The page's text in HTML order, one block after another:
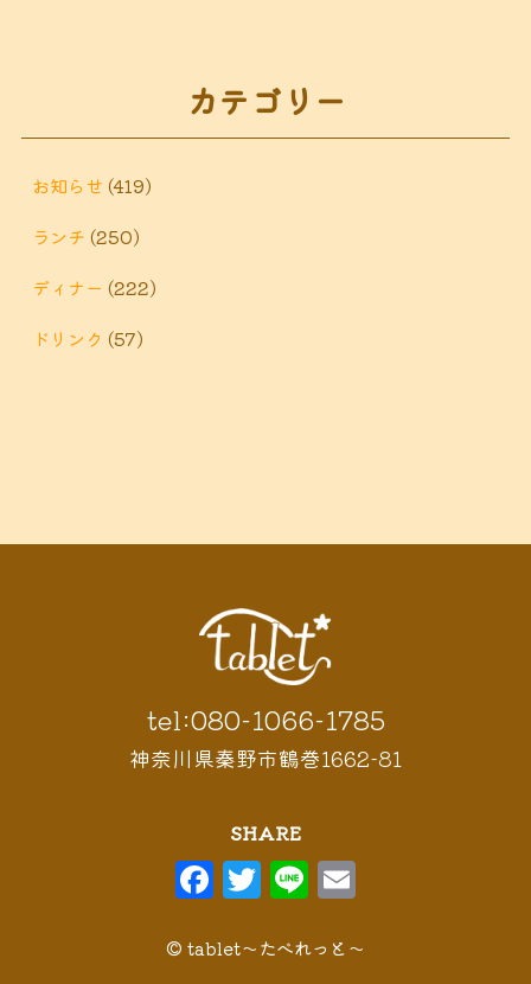
鶴巻 カフェ
ィナー鶴巻 ランチ
泉鶴巻温泉駅
カテゴリー
お知らせ (419)
ランチ (250)
ディナー (222)
ドリンク (57)
tel:080-1066-1785
神奈川県秦野市鶴巻1662-81
SHARE
F
c
T
it
Li
e ai
© tablet〜たべれっと〜